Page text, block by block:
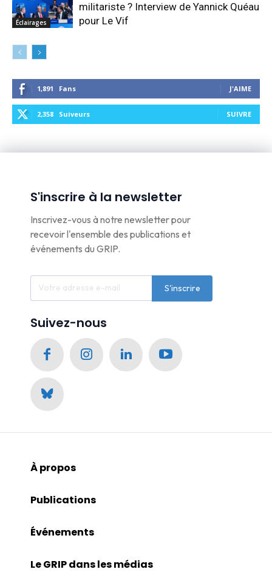
Éclairages
militariste ? Interview de Yannick Quéau
pour Le Vif
1,891 Fans J'AIME
2,358 Suiveurs SUIVRE
S'inscrire à la newsletter
Inscrivez-vous à notre newsletter pour
recevoir l'ensemble des publications et
événements du GRIP.
S'inscrire
Suivez-nous
À propos
Publications
Événements
Le GRIP dans les médias